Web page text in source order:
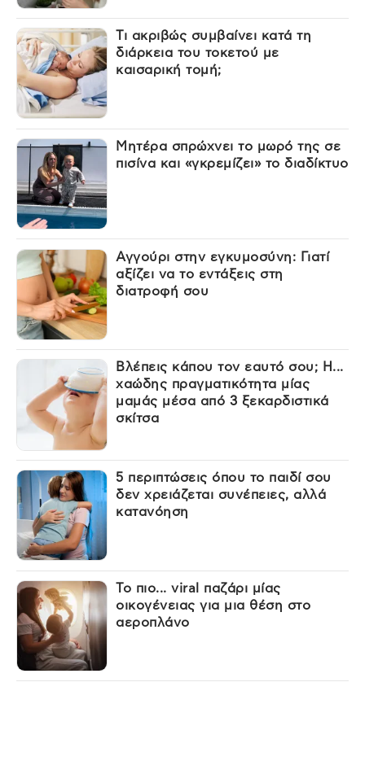
Τι ακριβώς συμβαίνει κατά τη
διάρκεια του τοκετού με
καισαρική τομή;
Μητέρα σπρώχνει το μωρό της σε
πισίνα και «γκρεμίζει» το διαδίκτυο
Αγγούρι στην εγκυμοσύνη: Γιατί
αξίζει να το εντάξεις στη
διατροφή σου
Βλέπεις κάπου τον εαυτό σου; Η...
χαώδης πραγματικότητα μίας
μαμάς μέσα από 3 ξεκαρδιστικά
σκίτσα
5 περιπτώσεις όπου το παιδί σου
δεν χρειάζεται συνέπειες, αλλά
κατανόηση
Το πιο... viral παζάρι μίας
οικογένειας για μια θέση στο
αεροπλάνο